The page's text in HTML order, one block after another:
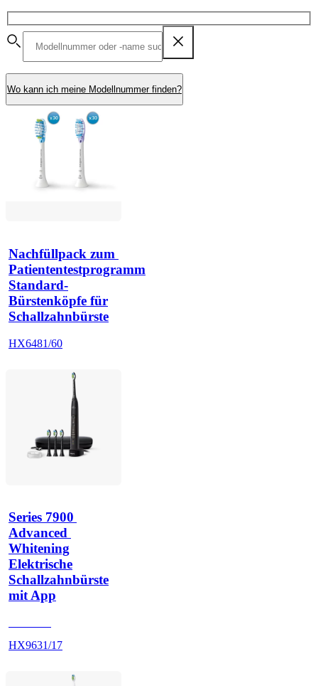
Wo kann ich meine Modellnummer finden?
Nachfüllpack zum
Patiententestprogramm
Standard-
Bürstenköpfe für
Schallzahnbürste
HX6481/60
Series 7900
Advanced
Whitening
Elektrische
Schallzahnbürste
mit App
HX9631/17